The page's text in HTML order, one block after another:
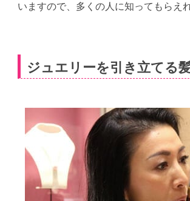
いますので、多くの人に知ってもらえ
ジュエリーを引き立てる